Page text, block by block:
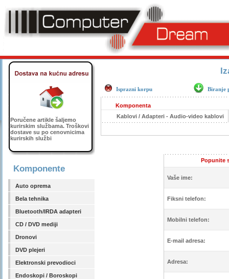
Poručene artikle šaljemo
kurirskim službama. Troškovi
dostave su po cenovnicima
kurirskih službi
Komponente
Auto oprema
Bela tehnika
Bluetooth/IRDA adapteri
CD / DVD mediji
Dronovi
DVD plejeri
Elektronski prevodioci
Endoskopi / Boroskopi
Isprazni korpu Biranje
Komponenta
Kablovi / Adapteri - Audio-video kablovi
Popunite
Vaše ime:
Fiksni telefon:
Mobilni telefon:
E-mail adresa:
Adresa: